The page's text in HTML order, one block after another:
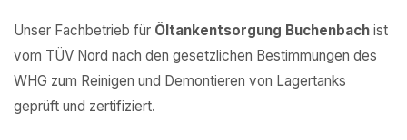
Unser Fachbetrieb für Öltankentsorgung Buchenbach ist
vom TÜV Nord nach den gesetzlichen Bestimmungen des
WHG zum Reinigen und Demontieren von Lagertanks
geprüft und zertifiziert.